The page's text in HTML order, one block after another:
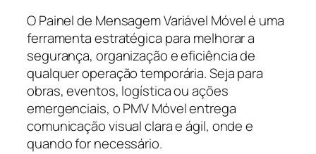
O Painel de Mensagem Variável Móvel é uma
ferramenta estratégica para melhorar a
segurança, organização e eficiência de
qualquer operação temporária. Seja para
obras, eventos, logística ou ações
emergenciais, o PMV Móvel entrega
comunicação visual clara e ágil, onde e
quando for necessário.